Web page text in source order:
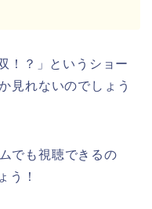
！？」 という ショー
見れないのでしょう
でも視聴できるの
う！